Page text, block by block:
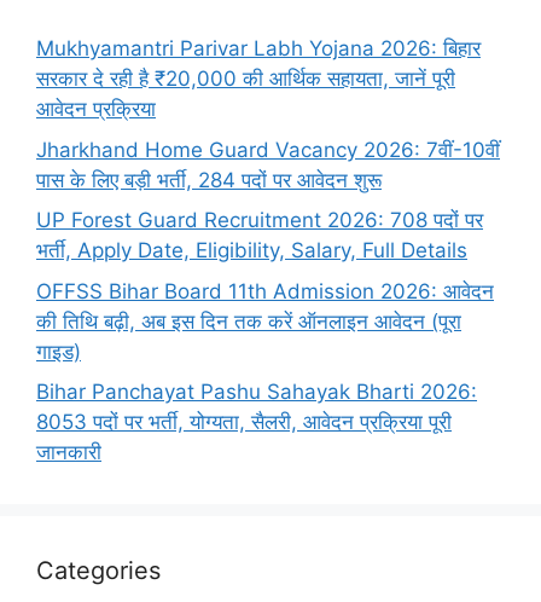
Mukhyamantri Parivar Labh Yojana 2026: बिहार
सरकार दे रही है ₹20,000 की आर्थिक सहायता, जानें पूरी
आवेदन प्रक्रिया
Jharkhand Home Guard Vacancy 2026: 7वीं-10वीं
पास के लिए बड़ी भर्ती, 284 पदों पर आवेदन शुरू
UP Forest Guard Recruitment 2026: 708 पदों पर
भर्ती, Apply Date, Eligibility, Salary, Full Details
OFFSS Bihar Board 11th Admission 2026: आवेदन
की तिथि बढ़ी, अब इस दिन तक करें ऑनलाइन आवेदन (पूरा
गाइड)
Bihar Panchayat Pashu Sahayak Bharti 2026:
8053 पदों पर भर्ती, योग्यता, सैलरी, आवेदन प्रक्रिया पूरी
जानकारी
Categories